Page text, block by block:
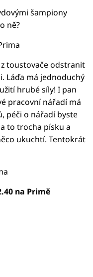
šampiony
ně?
toustovače odstranit
Láďa má jednoduchý
hrubé síly! I pan
pracovní nářadí má
péči o nářadí byste
to trocha písku a
ukuchtí. Tentokrát
na Primě